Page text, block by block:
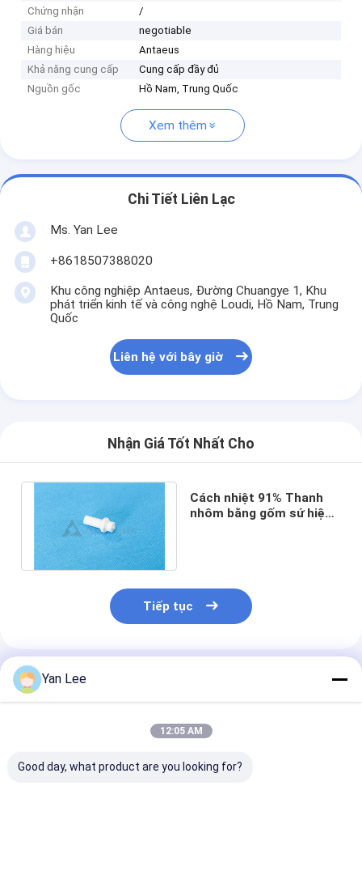
Chứng nhận
/
Giá bán
negotiable
Hàng hiệu
Antaeus
Khả năng cung cấp
Cung cấp đầy đủ
Nguồn gốc
Hồ Nam, Trung Quốc
Xem thêm
Chi Tiết Liên Lạc
Ms. Yan Lee
+8618507388020
Khu công nghiệp Antaeus, Đường Chuangye 1, Khu
phát triển kinh tế và công nghệ Loudi, Hồ Nam, Trung
Quốc
Liên hệ với bây giờ
Nhận Giá Tốt Nhất Cho
Cách nhiệt 91% Thanh
nhôm bằng gốm sứ hiệu
Tiếp tục
Sản Phẩm Khuyến Cáo
Yan Lee
12:05 AM
Good day, what product are you looking for?